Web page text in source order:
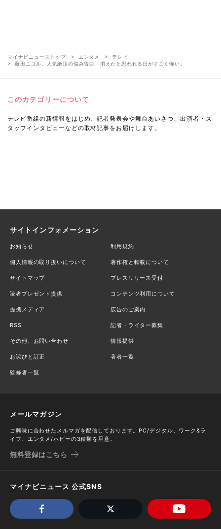
マイナビニューストップ エンタメ
テレビ
藤田ニコル、人気絶頂の悩み告白「消えたと思われる日がすごく怖い」
このカテゴリーについて
テレビ番組の新情報をはじめ、記者発表会や舞台あいさつ、出演者・ス
タッフインタビューなどの取材記事をお届けします。
サイトインフォメーション
お知らせ 利用規約
個人情報の取り扱いについて 著作権と転載について
サイトマップ プレスリリース受付
読者プレゼント提供 コンテンツ利用について
提携メディア 広告のご案内
RSS 記者・ライター募集
その他、お問い合わせ 情報提供
お詫びと訂正 著者一覧
監修者一覧
メールマガジン
ご興味に合わせたメルマガを配信しております。PC/デジタル、ワーク&ラ
イフ、エンタメ/ホビーの3種類を用意。
無料登録はこちら
マイナビニュース 公式SNS